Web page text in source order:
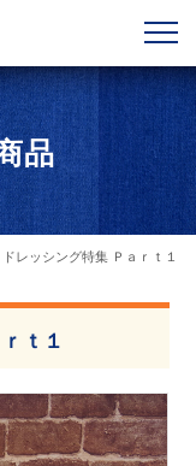
品
ドレッシング特集 Ｐａｒｔ１
ｔ１